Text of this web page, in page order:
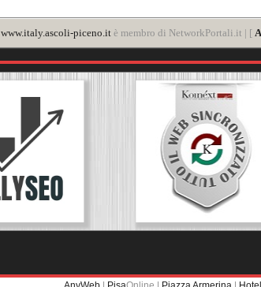
www.italy.ascoli-piceno.itè membro di NetworkPortali.it | [